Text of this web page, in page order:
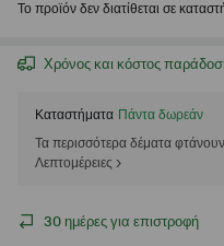
Το προϊόν δεν διατίθεται σε
Χρόνος και κόστος
Καταστήματα Πάντα δωρεάν
Τα περισσότερα δέματα
Λεπτομέρειες >
30 ημέρες για επιστροφή